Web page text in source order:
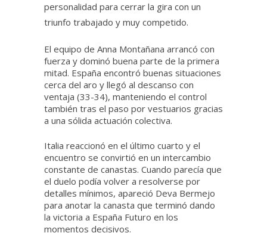
personalidad para cerrar la gira con un
triunfo trabajado y muy competido.
El equipo de Anna Montañana arrancó con
fuerza y dominó buena parte de la primera
mitad. España encontró buenas situaciones
cerca del aro y llegó al descanso con
ventaja (33-34), manteniendo el control
también tras el paso por vestuarios gracias
a una sólida actuación colectiva.
Italia reaccionó en el último cuarto y el
encuentro se convirtió en un intercambio
constante de canastas. Cuando parecía que
el duelo podía volver a resolverse por
detalles mínimos, apareció Deva Bermejo
para anotar la canasta que terminó dando
la victoria a España Futuro en los
momentos decisivos.